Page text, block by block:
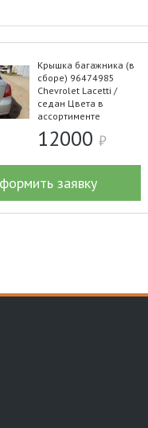
Крышка багажника (в
сборе) 96474985
Chevrolet Lacetti /
седан Цвета в
ассортименте
12000
заявку